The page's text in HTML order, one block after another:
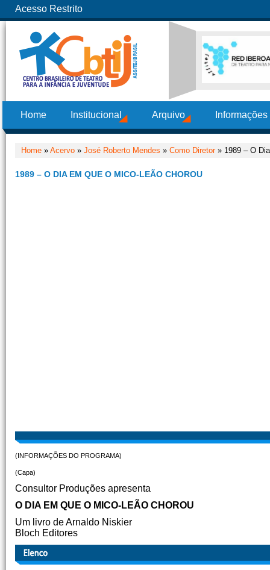
Acesso Restrito
Home Institucional Arquivo
Home » Acervo » José Roberto Mendes » Como Diretor» 1989 – O
1989 – O DIA EM QUE O MICO-LEÃO CHOROU
(INFORMAÇÕES DO PROGRAMA)
(Capa)
Consultor Produções apresenta
O DIA EM QUE O MICO-LEÃO CHOROU
Um livro de Arnaldo Niskier
Bloch Editores